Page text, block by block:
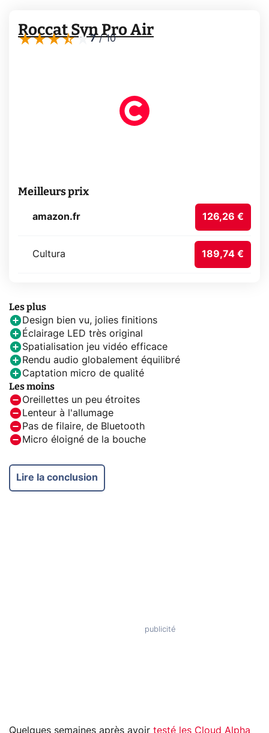
Roccat Syn Pro Air
7/10
Meilleurs prix
amazon.fr 126,26 €
Cultura 189,74 €
Les plus
Design bien vu, jolies finitions
Éclairage LED très original
Spatialisation jeu vidéo efficace
Rendu audio globalement équilibré
Captation micro de qualité
Les moins
Oreillettes un peu étroites
Lenteur à l'allumage
Pas de filaire, de Bluetooth
Micro éloigné de la bouche
Lire la conclusion
Quelques semaines après avoir testé les Cloud Alpha